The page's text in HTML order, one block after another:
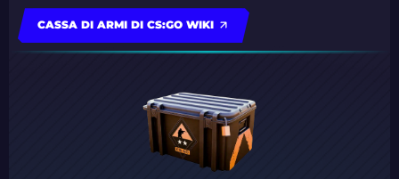
CASSA DI ARMI DI CS:GO WIKI